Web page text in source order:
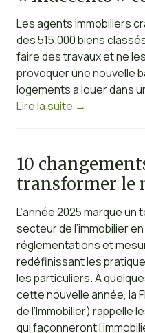
Les agents immobiliers
des 515.000 biens
faire des travaux et ne
provoquer une nouvelle
logements à louer dans
Lire la suite →
10
transformer le
L’année 2025 marque
secteur de l’immobilier
réglementations et
redéfinissant les
les particuliers. À
cette nouvelle année, la
de l’Immobilier) rappelle
qui façonneront